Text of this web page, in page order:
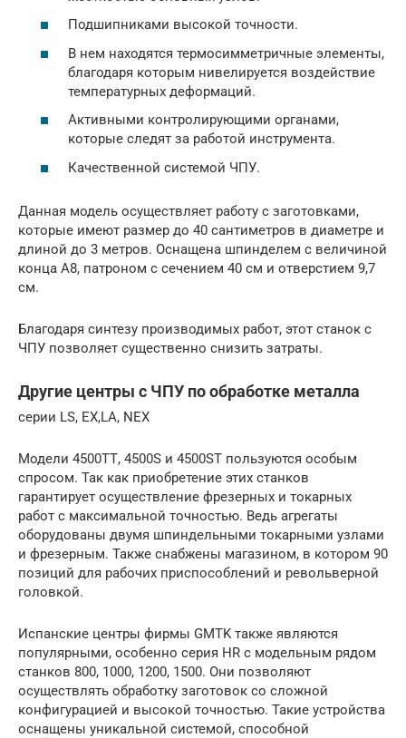
Подшипниками высокой точности.
В нем находятся термосимметричные элементы,
благодаря которым нивелируется воздействие
температурных деформаций.
Активными контролирующими органами,
которые следят за работой инструмента.
Качественной системой ЧПУ.
Данная модель осуществляет работу с заготовками,
которые имеют размер до 40 сантиметров в диаметре и
длиной до 3 метров. Оснащена шпинделем с величиной
конца А8, патроном с сечением 40 см и отверстием 9,7
см.
Благодаря синтезу производимых работ, этот станок с
ЧПУ позволяет существенно снизить затраты.
Другие центры с ЧПУ по обработке металла
серии LS, EX,LA, NEX
Модели 4500ТТ, 4500S и 4500ST пользуются особым
спросом. Так как приобретение этих станков
гарантирует осуществление фрезерных и токарных
работ с максимальной точностью. Ведь агрегаты
оборудованы двумя шпиндельными токарными узлами
и фрезерным. Также снабжены магазином, в котором 90
позиций для рабочих приспособлений и револьверной
головкой.
Испанские центры фирмы GMTK также являются
популярными, особенно серия HR с модельным рядом
станков 800, 1000, 1200, 1500. Они позволяют
осуществлять обработку заготовок со сложной
конфигурацией и высокой точностью. Такие устройства
оснащены уникальной системой, способной